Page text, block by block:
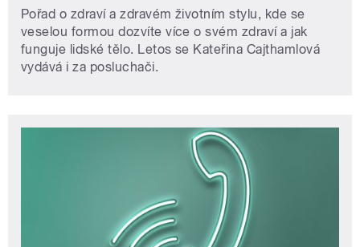
Pořad o zdraví a zdravém životním stylu, kde se
veselou formou dozvíte více o svém zdraví a jak
funguje lidské tělo. Letos se Kateřina Cajthamlová
vydává i za posluchači.